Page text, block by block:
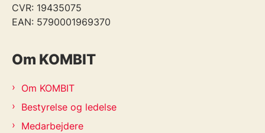
CVR: 19435075
EAN: 5790001969370
Om KOMBIT
Om KOMBIT
Bestyrelse og ledelse
Medarbejdere